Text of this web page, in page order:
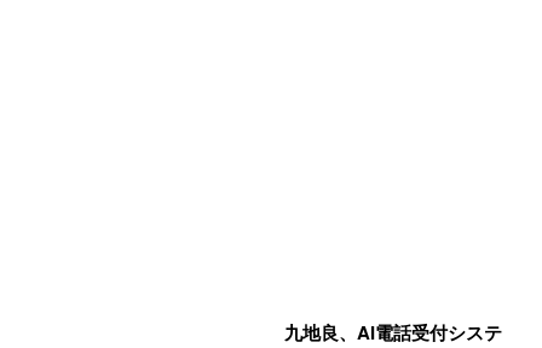
九地良、AI電話受付システ